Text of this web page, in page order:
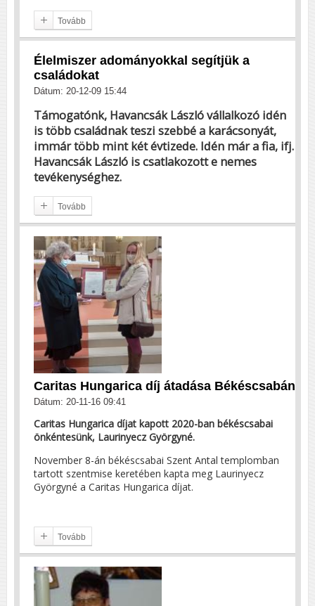
Tovább
Élelmiszer adományokkal segítjük a
családokat
Dátum: 20-12-09 15:44
Támogatónk, Havancsák László vállalkozó idén
is több családnak teszi szebbé a karácsonyát,
immár több mint két évtizede. Idén már a fia, ifj.
Havancsák László is csatlakozott e nemes
tevékenységhez.
Tovább
Caritas Hungarica díj átadása Békéscsabán
Dátum: 20-11-16 09:41
Caritas Hungarica díjat kapott 2020-ban békéscsabai
önkéntesünk, Laurinyecz Györgyné.
November 8-án békéscsabai Szent Antal templomban
tartott szentmise keretében kapta meg Laurinyecz
Györgyné a Caritas Hungarica díjat.
Tovább